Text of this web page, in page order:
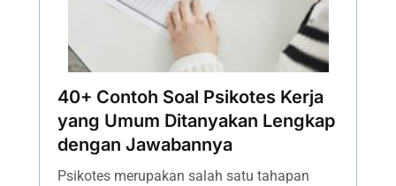
40+ Contoh Soal Psikotes Kerja
yang Umum Ditanyakan Lengkap
dengan Jawabannya
Psikotes merupakan salah satu tahapan